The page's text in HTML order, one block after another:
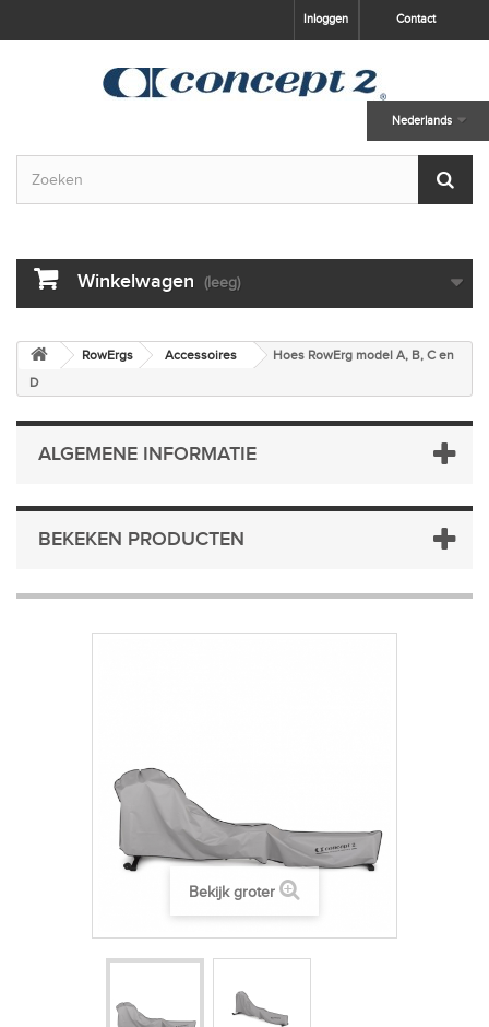
Contact
Inloggen
Nederlands
Winkelwagen (leeg)
RowErgs Accessoires
Hoes RowErg model A, B, C en
D
ALGEMENE INFORMATIE
BEKEKEN PRODUCTEN
Bekijk groter